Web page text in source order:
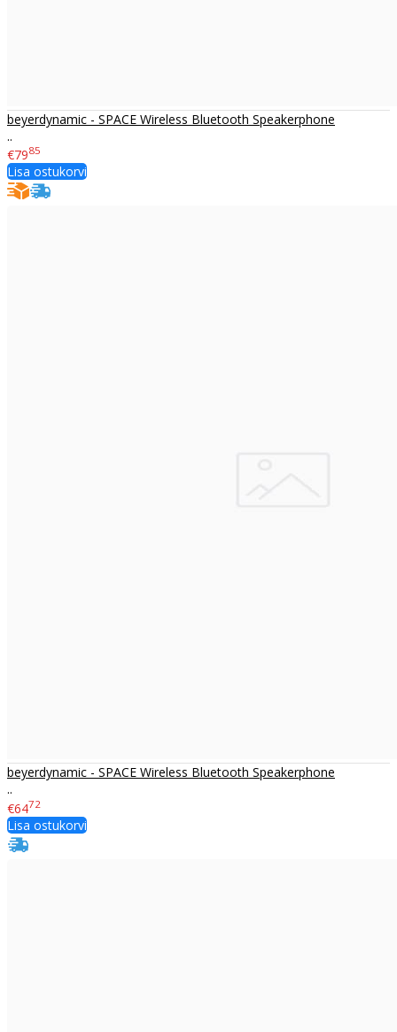
beyerdynamic - SPACE Wireless Bluetooth Speakerphone
..
€7985
Lisa ostukorvi
beyerdynamic - SPACE Wireless Bluetooth Speakerphone
..
€6472
Lisa ostukorvi